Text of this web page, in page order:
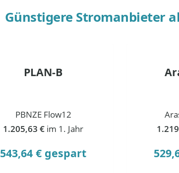
Günstigere Stromanbieter
PLAN-B
PBNZE Flow12
1.205,63 € im 1. Jahr
543,64 € gespart